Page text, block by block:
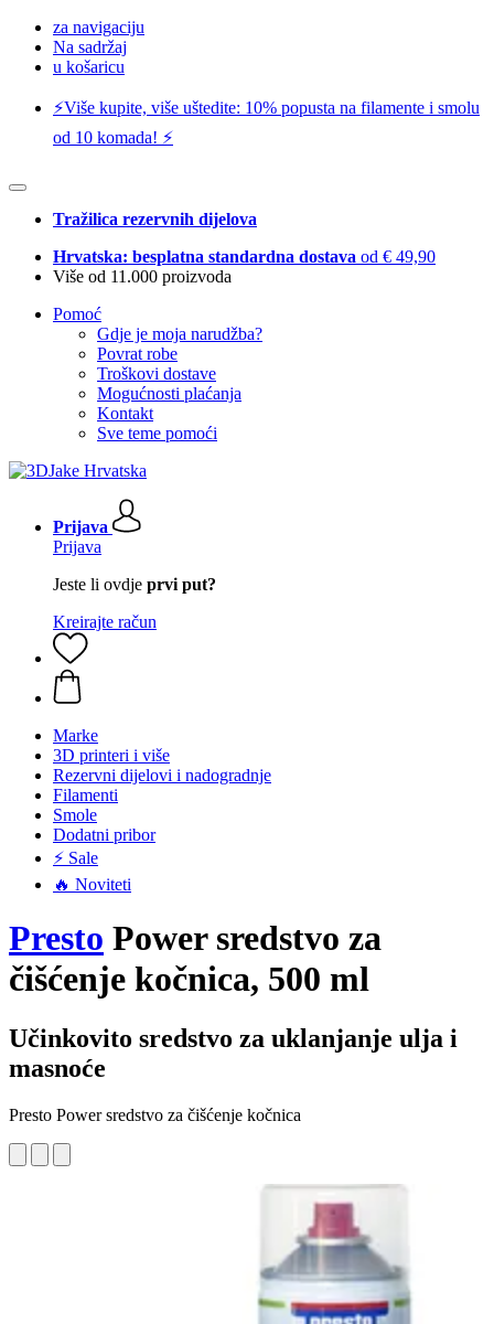
za navigaciju
Na sadržaj
u košaricu
⚡️Više kupite, više uštedite: 10% popusta na filamente i smolu
od 10 komada! ⚡️
Tražilica rezervnih dijelova
Hrvatska: besplatna standardna dostava od € 49,90
Više od 11.000 proizvoda
Pomoć
Gdje je moja narudžba?
Povrat robe
Troškovi dostave
Mogućnosti plaćanja
Kontakt
Sve teme pomoći
Prijava
Prijava
Jeste li ovdje prvi put?
Kreirajte račun
Marke
3D printeri i više
Rezervni dijelovi i nadogradnje
Filamenti
Smole
Dodatni pribor
⚡ Sale
🔥 Noviteti
Presto Power sredstvo za
čišćenje kočnica, 500 ml
Učinkovito sredstvo za uklanjanje ulja i
masnoće
Presto Power sredstvo za čišćenje kočnica